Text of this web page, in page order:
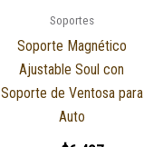
Soportes
Soporte Magnético
Ajustable Soul con
Soporte de Ventosa para
Auto